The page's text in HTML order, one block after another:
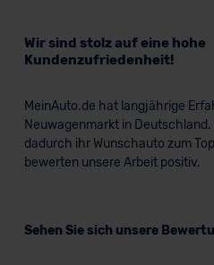
Wir sind stolz auf eine hohe
Kundenzufriedenheit!
MeinAuto.de hat langjährige
Neuwagenmarkt in
dadurch ihr Wunschauto zum
bewerten unsere Arbeit positiv.
Sehen Sie sich unsere